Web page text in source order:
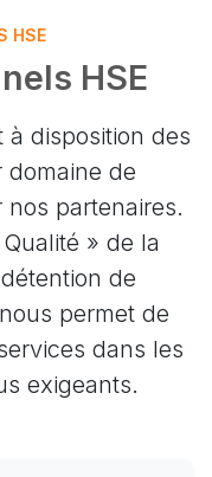
HSE
HSE
à disposition des
domaine de
partenaires.
» de la
de
permet de
dans les
exigeants.